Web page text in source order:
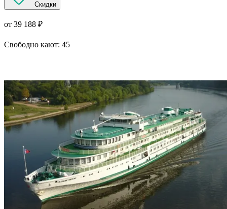
Скидки
от 39 188 ₽
Свободно кают: 45